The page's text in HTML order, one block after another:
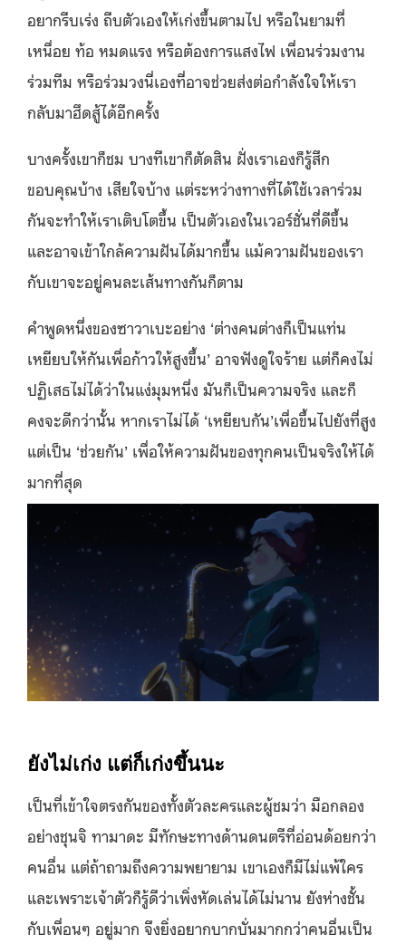
อยากรีบเร่ง ถีบตัวเองให้เก่งขึ้นตามไป หรือในยามที่
เหนื่อย ท้อ หมดแรง หรือต้องการแสงไฟ เพื่อนร่วมงาน
ร่วมทีม หรือร่วมวงนี่เองที่อาจช่วยส่งต่อกำลังใจให้เรา
กลับมาฮึดสู้ได้อีกครั้ง
บางครั้งเขาก็ชม บางทีเขาก็ตัดสิน ฝั่งเราเองก็รู้สึก
ขอบคุณบ้าง เสียใจบ้าง แต่ระหว่างทางที่ได้ใช้เวลาร่วม
กันจะทำให้เราเติบโตขึ้น เป็นตัวเองในเวอร์ชั่นที่ดีขึ้น
และอาจเข้าใกล้ความฝันได้มากขึ้น แม้ความฝันของเรา
กับเขาจะอยู่คนละเส้นทางกันก็ตาม
คำพูดหนึ่งของซาวาเบะอย่าง ‘ต่างคนต่างก็เป็นแท่น
เหยียบให้กันเพื่อก้าวให้สูงขึ้น’ อาจฟังดูใจร้าย แต่ก็คงไม่
ปฏิเสธไม่ได้ว่าในแง่มุมหนึ่ง มันก็เป็นความจริง และก็
คงจะดีกว่านั้น หากเราไม่ได้ ‘เหยียบกัน’เพื่อขึ้นไปยังที่สูง
แต่เป็น ‘ช่วยกัน’ เพื่อให้ความฝันของทุกคนเป็นจริงให้ได้
มากที่สุด
ยังไม่เก่ง แต่ก็เก่งขึ้นนะ
เป็นที่เข้าใจตรงกันของทั้งตัวละครและผู้ชมว่า มือกลอง
อย่างชุนจิ ทามาดะ มีทักษะทางด้านดนตรีที่อ่อนด้อยกว่า
คนอื่น แต่ถ้าถามถึงความพยายาม เขาเองก็มีไม่แพ้ใคร
และเพราะเจ้าตัวก็รู้ดีว่าเพิ่งหัดเล่นได้ไม่นาน ยังห่างชั้น
กับเพื่อนๆ อยู่มาก จึงยิ่งอยากบากบั่นมากกว่าคนอื่นเป็น